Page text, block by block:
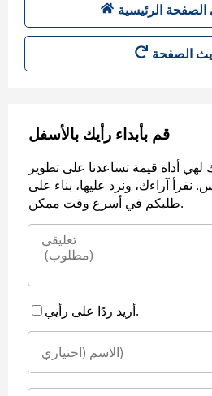
الصفحة الرئيسية
قم بأبداء رأيك بالأسفل
لهي أداة قيمة تساعدنا على تطوير
آراءك، ونرد عليها، بناء على
طلبكم في أسرع وقت ممكن.
أريد ردًا على رأيي.